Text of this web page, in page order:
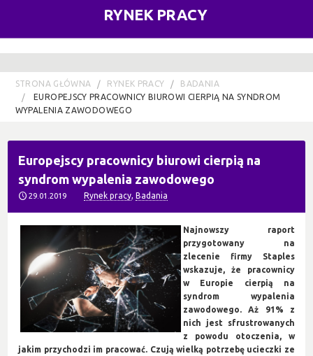
RYNEK PRACY
STRONA GŁÓWNA RYNEK PRACY
BADANIA
EUROPEJSCY PRACOWNICY BIUROWI CIERPIĄ NA SYNDROM
WYPALENIA ZAWODOWEGO
Europejscy pracownicy biurowi cierpią na
syndrom wypalenia zawodowego
29.01.2019 Rynek pracy,Badania
Najnowszy raport
przygotowany na
zlecenie firmy Staples
wskazuje, że pracownicy
w Europie cierpią na
syndrom wypalenia
zawodowego. Aż 91% z
nich jest sfrustrowanych
z powodu otoczenia, w
jakim przychodzi im pracować. Czują wielką potrzebę ucieczki ze